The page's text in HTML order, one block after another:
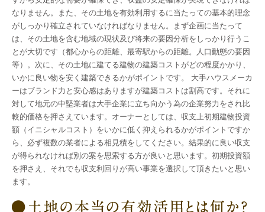
なりません。また、その土地を有効利用するに当たっての基本的理念
がしっかり確立されていなければなりません。まず企画に当たって
は、その土地を含む地域の現状及び将来の要因分析をしっかり行うこ
とが大切です（都心からの距離、最寄駅からの距離。人口動態の要因
等）。次に、その土地に建てる建物の建築コストがどの程度かかり、
いかに良い物を安く建築できるかがポイントです。 大手ハウスメーカ
ーはブランド力と安心感はありますが建築コストは割高です。それに
対して地元の中堅業者は大手企業に立ち向かう為の企業努力をされ比
較的価格を押さえています。オーナーとしては、収支上初期建物投資
額（イニシャルコスト）をいかに低く抑えられるかがポイントですか
ら、必ず複数の業者による相見積をしてください。結果的に良い収支
が得られなければ別の案を思索する方が良いと思います。初期投資額
を押さえ、それでも収支利回りが高い事業を選択して頂きたいと思い
ます。